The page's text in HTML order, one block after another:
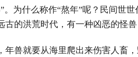
。为什么称作“熬年”呢？民间世
的洪荒时代，有一种凶恶的怪兽
兽就要从海里爬出来伤害人畜，